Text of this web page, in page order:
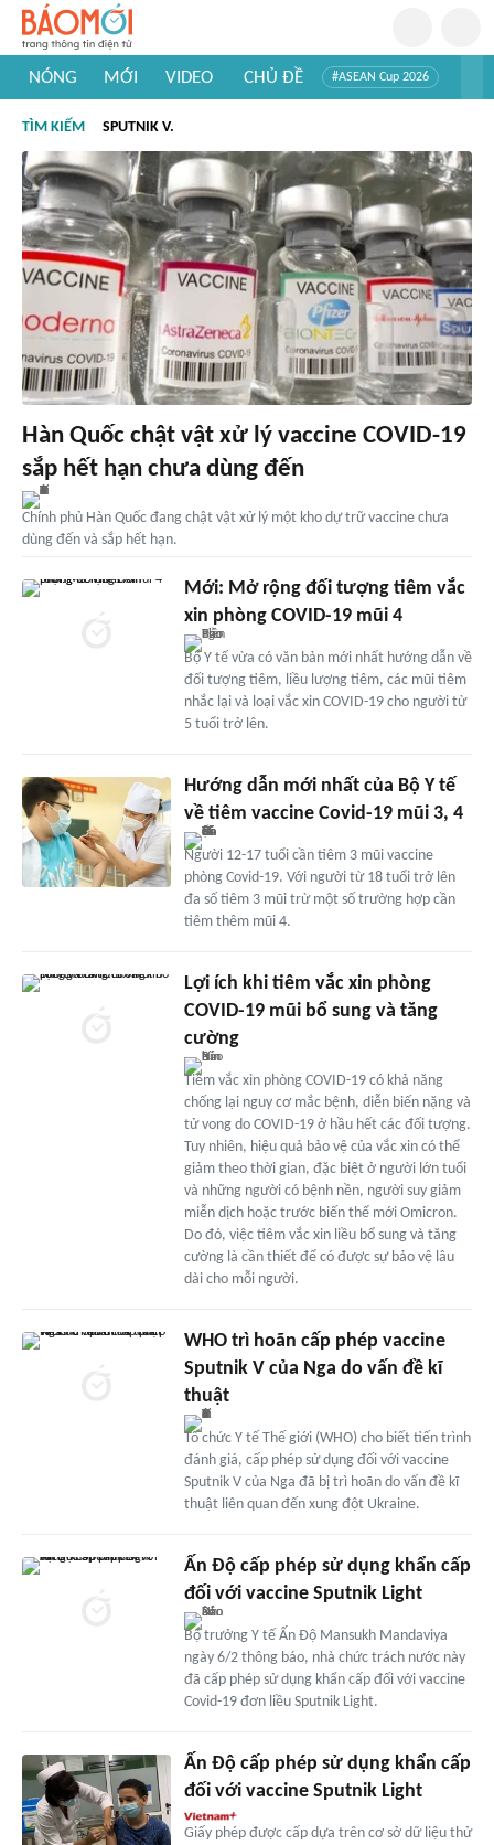
NÓNG MỚI VIDEO CHỦ ĐỀ #ASEAN Cup 2026
#Khám phá thế giới
TÌM KIẾM SPUTNIK V.
Hàn Quốc chật vật xử lý vaccine COVID-19
sắp hết hạn chưa dùng đến
Chính phủ Hàn Quốc đang chật vật xử lý một kho dự trữ vaccine chưa
dùng đến và sắp hết hạn.
Mới: Mở rộng đối tượng tiêm vắc
xin phòng COVID-19 mũi 4
Bộ Y tế vừa có văn bản mới nhất hướng dẫn về
đối tượng tiêm, liều lượng tiêm, các mũi tiêm
nhắc lại và loại vắc xin COVID-19 cho người từ
5 tuổi trở lên.
Hướng dẫn mới nhất của Bộ Y tế
về tiêm vaccine Covid-19 mũi 3, 4
Người 12-17 tuổi cần tiêm 3 mũi vaccine
phòng Covid-19. Với người từ 18 tuổi trở lên
đa số tiêm 3 mũi trừ một số trường hợp cần
tiêm thêm mũi 4.
Lợi ích khi tiêm vắc xin phòng
COVID-19 mũi bổ sung và tăng
cường
Tiêm vắc xin phòng COVID-19 có khả năng
chống lại nguy cơ mắc bệnh, diễn biến nặng và
tử vong do COVID-19 ở hầu hết các đối tượng.
Tuy nhiên, hiệu quả bảo vệ của vắc xin có thể
giảm theo thời gian, đặc biệt ở người lớn tuổi
và những người có bệnh nền, người suy giảm
miễn dịch hoặc trước biến thể mới Omicron.
Do đó, việc tiêm vắc xin liều bổ sung và tăng
cường là cần thiết để có được sự bảo vệ lâu
dài cho mỗi người.
WHO trì hoãn cấp phép vaccine
Sputnik V của Nga do vấn đề kĩ
thuật
Tổ chức Y tế Thế giới (WHO) cho biết tiến trình
đánh giá, cấp phép sử dụng đối với vaccine
Sputnik V của Nga đã bị trì hoãn do vấn đề kĩ
thuật liên quan đến xung đột Ukraine.
Ấn Độ cấp phép sử dụng khẩn cấp
đối với vaccine Sputnik Light
Bộ trưởng Y tế Ấn Độ Mansukh Mandaviya
ngày 6/2 thông báo, nhà chức trách nước này
đã cấp phép sử dụng khẩn cấp đối với vaccine
Covid-19 đơn liều Sputnik Light.
Ấn Độ cấp phép sử dụng khẩn cấp
đối với vaccine Sputnik Light
Giấy phép được cấp dựa trên cơ sở dữ liệu thử